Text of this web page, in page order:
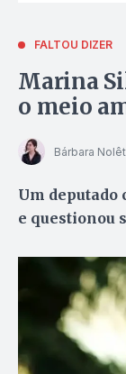
FALTOU DIZER
Marina
o meio
Bárbara
Um deputado
e questionou